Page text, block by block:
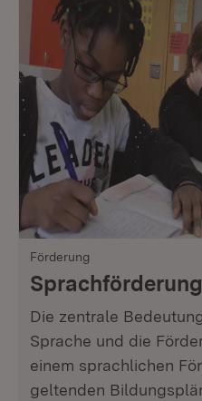
Förderung
Sprachförderung
Die zentrale
Sprache und die
einem sprachlichen
geltenden